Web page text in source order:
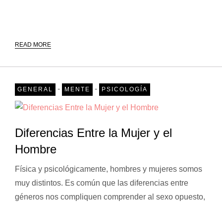
READ MORE
GENERAL - MENTE - PSICOLOGÍA
Diferencias Entre la Mujer y el
Hombre
Física y psicológicamente, hombres y mujeres somos
muy distintos. Es común que las diferencias entre
géneros nos compliquen comprender al sexo opuesto,